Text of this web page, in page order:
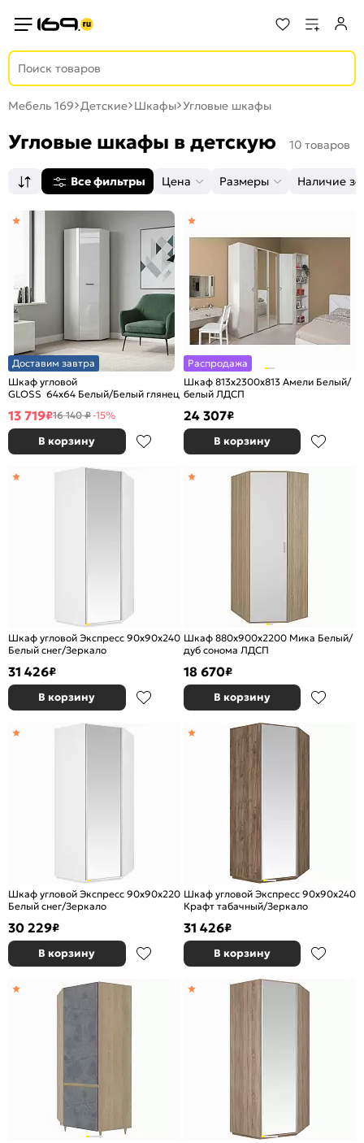
Мебель 169 Детские Шкафы Угловые шкафы
Угловые шкафы в детскую 10 товаров
Все фильтры Цена Размеры Наличие
Доставим завтра
Шкаф угловой
GLOSS 64х64 Белый/Белый глянец
13 719₽16 140 ₽-15%
В корзину
Распродажа
Шкаф 813x2300x813 Амели Белый/
белый ЛДСП
24 307₽
В корзину
Шкаф угловой Экспресс 90х90х240
Белый снег/Зеркало
31 426₽
В корзину
Шкаф 880x900x2200 Мика Белый/
дуб сонома ЛДСП
18 670₽
В корзину
Шкаф угловой Экспресс 90х90х220
Белый снег/Зеркало
30 229₽
В корзину
Шкаф угловой Экспресс 90х90х240
Крафт табачный/Зеркало
31 426₽
В корзину